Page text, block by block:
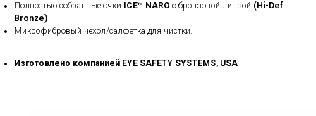
Полностью собранные очки
ICE™ NARO с бронзовой линзой (Hi-Def
Bronze)
Микрофибровый чехол/салфетка для чистки.
Изготовлено компанией EYE SAFETY SYSTEMS, USA